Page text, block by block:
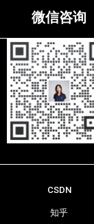
微信咨询
CSDN
知乎